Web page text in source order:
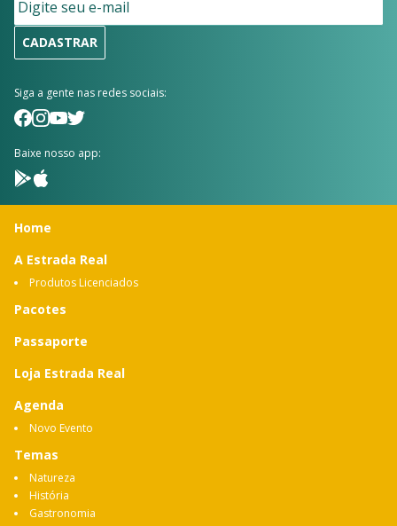
CADASTRAR
Siga a gente nas redes sociais:
Baixe nosso app:
Home
A Estrada Real
Produtos Licenciados
Pacotes
Passaporte
Loja Estrada Real
Agenda
Novo Evento
Temas
Natureza
História
Gastronomia